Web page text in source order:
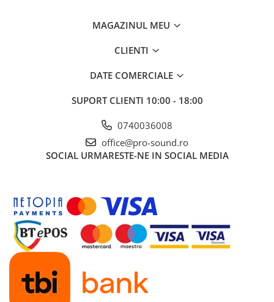
Microfoane de studio
Recordere portabile
Sintetizatoare
Tratament acustic
Lumini si efecte
Accesorii pentru lumini
Bare Led
Cabluri de Alimentare
Case-uri de lumini
MAGAZINUL MEU
CLIENTI
DATE COMERCIALE
SUPORT CLIENTI 10:00 - 18:00
0740036008
office@pro-sound.ro
SOCIAL URMARESTE-NE IN SOCIAL MEDIA